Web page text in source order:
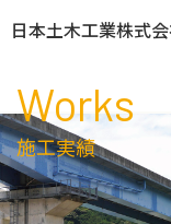
日本土木工業株式
日本土木工業につ
事業案内
施工実績
Works
施工実績